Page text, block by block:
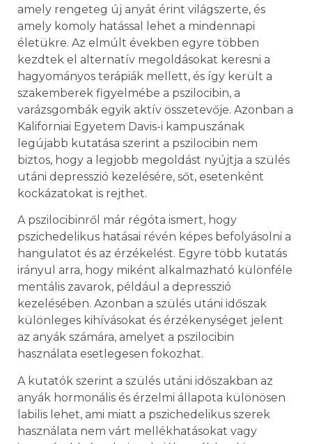
amely rengeteg új anyát érint világszerte, és
amely komoly hatással lehet a mindennapi
életükre. Az elmúlt években egyre többen
kezdtek el alternatív megoldásokat keresni a
hagyományos terápiák mellett, és így került a
szakemberek figyelmébe a pszilocibin, a
varázsgombák egyik aktív összetevője. Azonban a
Kaliforniai Egyetem Davis-i kampuszának
legújabb kutatása szerint a pszilocibin nem
biztos, hogy a legjobb megoldást nyújtja a szülés
utáni depresszió kezelésére, sőt, esetenként
kockázatokat is rejthet.
A pszilocibinről már régóta ismert, hogy
pszichedelikus hatásai révén képes befolyásolni a
hangulatot és az érzékelést. Egyre több kutatás
irányul arra, hogy miként alkalmazható különféle
mentális zavarok, például a depresszió
kezelésében. Azonban a szülés utáni időszak
különleges kihívásokat és érzékenységet jelent
az anyák számára, amelyet a pszilocibin
használata esetlegesen fokozhat.
A kutatók szerint a szülés utáni időszakban az
anyák hormonális és érzelmi állapota különösen
labilis lehet, ami miatt a pszichedelikus szerek
használata nem várt mellékhatásokat vagy